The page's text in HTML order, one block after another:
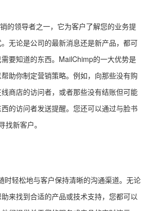
的领导者之一，它为客户了解您的业务提
无论是公司的最新消息还是新产品，都可
要知道的东西。MailChimp的一大优势是
助你制定营销策略。例如，向那些没有购
商店的访问者，或者那些没有结账但可能
的访问者发送提醒。您还可以通过与脸书
新客户。
时轻松地与客户保持清晰的沟通渠道。无论
来找到合适的产品或技术支持，您都可以